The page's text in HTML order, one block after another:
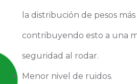
la distribución de pesos
contribuyendo esto a una
seguridad al rodar.
Menor nivel de ruidos.